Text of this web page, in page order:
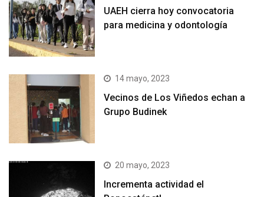
UAEH cierra hoy convocatoria
para medicina y odontología
14 mayo, 2023
Vecinos de Los Viñedos echan a
Grupo Budinek
20 mayo, 2023
Incrementa actividad el